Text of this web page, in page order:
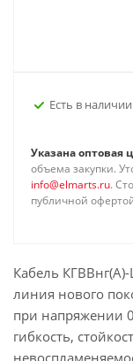
Есть в наличии
Указана оптовая
объема закупки.
info@elmarts.ru.
публичной
Кабель
линия нового
при напряжении
гибкость,